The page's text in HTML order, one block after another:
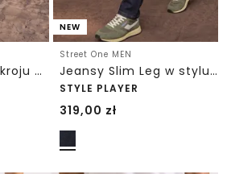
Jeans Slim Leg o kroju Regular Fit
NEW
Street One MEN
Jeansy Slim Leg w stylu Regular Fit
STYLE PLAYER
319,00 zł